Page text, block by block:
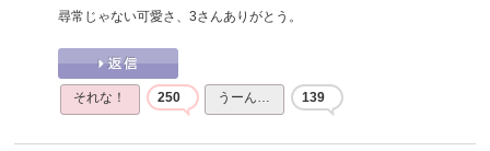
尋常じゃない可愛さ、3さんありがとう。
それな！ 250 うーん… 139